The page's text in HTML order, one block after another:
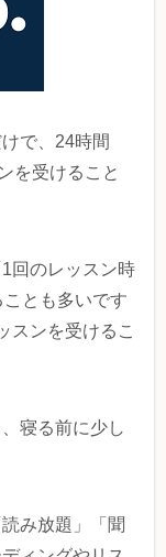
で、24時間
を受けること
回のレッスン時
とも多いです
スンを受けるこ
寝る前に少し
み放題」「聞